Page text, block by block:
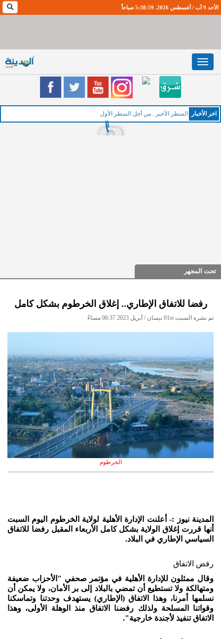
الأحد 9 آب / أغسطس 2026. 5:39:0 صباحاً
Toggle
navigation
اخر اﻷخبار
تحت المجهر
رفضا للاتفاق الإطاري.. إغلاق الخرطوم بشكل كامل
تم نشره السبت 01st نيسان / أبريل 2023 06:37 مساءً
الخرطوم
المدينة نيوز :- أعلنت الإدارة الأهلية لولاية الخرطوم اليوم السبت
أنها قررت إغلاق الولاية بشكل كامل الأربعاء المقبل رفضا للاتفاق
السياسي الإطاري في البلاد.
رفض الاتفاق
وقال ممثلون للإدارة الأهلية في مؤتمر صحفي "الأحزاب ضعيفة
ومتهالكة ولا تستطيع أن تمضي بالبلاد إلى بر الأمان، ولا يمكن أن
نسلمها أمرنا، وهذا الاتفاق (الإطاري) يستهدف وحدتنا وتماسكنا
وقواتنا المسلحة ولذلك رفضنا الاتفاق منذ الوهلة الأولى، وهذا
الاتفاق تنفيذ لأجندة خارجية".